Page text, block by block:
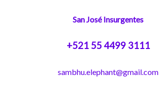
San José Insurgentes
+521 55 4499 3111
sambhu.elephant@gmail.com